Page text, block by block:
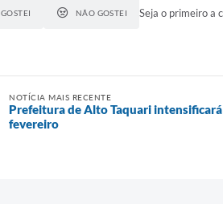
GOSTEI NÃO GOSTEI Seja o primeiro a
NOTÍCIA MAIS RECENTE
Prefeitura de Alto Taquari
fevereiro